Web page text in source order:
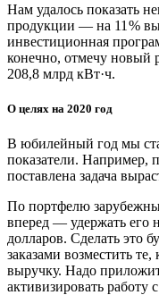
Нам удалось показать
продукции — ​на 11 %
инвестиционная
конечно, отмечу новый
​208,8 млрд кВт·ч.
О целях на 2020 год
В юбилейный год мы
показатели. Например,
поставлена задача
По портфелю
вперед — ​удержать его
долларов. Сделать это
заказами возместить
выручку. Надо
активизировать работу